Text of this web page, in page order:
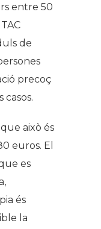
entre 50
de
precoç
casos.
això és
euros. El
es
és
la